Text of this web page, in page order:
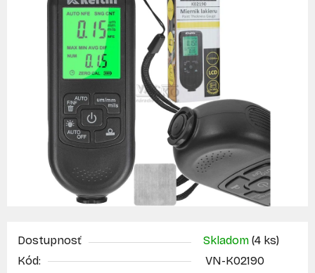
Dostupnosť Skladom (4 ks)
Kód:
VN-K02190